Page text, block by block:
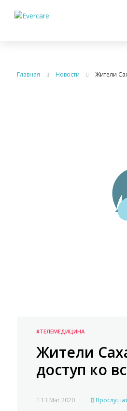
Главная Новости Жители
#ТЕЛЕМЕДИЦИНА
Жители
доступ ко
13 Mar 2020